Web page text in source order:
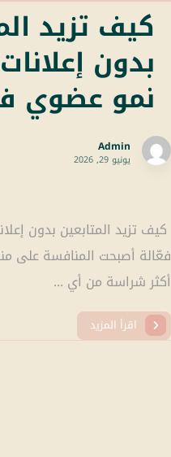
كيف تزيد
نمو عضوي
Admin
يونيو 29, 2026
فعّالة أصبحت المنافسة على
أكثر شراسة من أي ...
اقرأ المزيد